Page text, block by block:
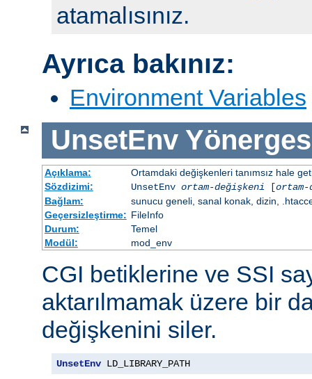
atamalısınız.
Ayrıca bakınız:
Environment Variables
UnsetEnv
Açıklama:
Ortamdaki değişkenleri tanımsız hale
Sözdizimi:
UnsetEnv ortam-değişkeni [
Bağlam:
sunucu geneli, sanal konak, dizin,
Geçersizleştirme: FileInfo
Durum:
Temel
Modül:
mod_env
CGI betiklerine ve SSI
aktarılmamak üzere bir
değişkenini siler.
UnsetEnv LD_LIBRARY_PATH